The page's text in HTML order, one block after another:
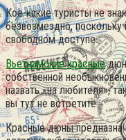
Кое-какие туристы не
безвозмездно,
свободном доступе.
Вьетнамские красные
собственной
назвать «на любителя»,
вы тут не встретите.
Красные дюны